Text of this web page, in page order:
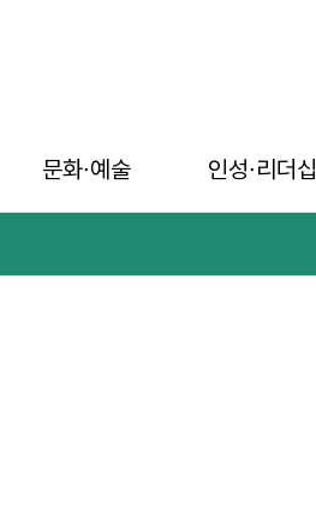
문화∙예술 인성∙리더십